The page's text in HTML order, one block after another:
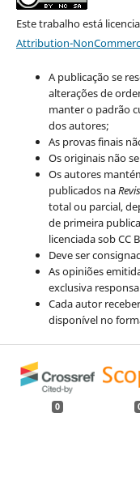
Este trabalho está
Attribution-
A publicação se
alterações de
manter o padrão
dos autores;
As provas finais
Os originais não
Os autores
publicados na
total ou parcial,
de primeira
licenciada sob CC
Deve ser
As opiniões
exclusiva
Cada autor
disponível no
0